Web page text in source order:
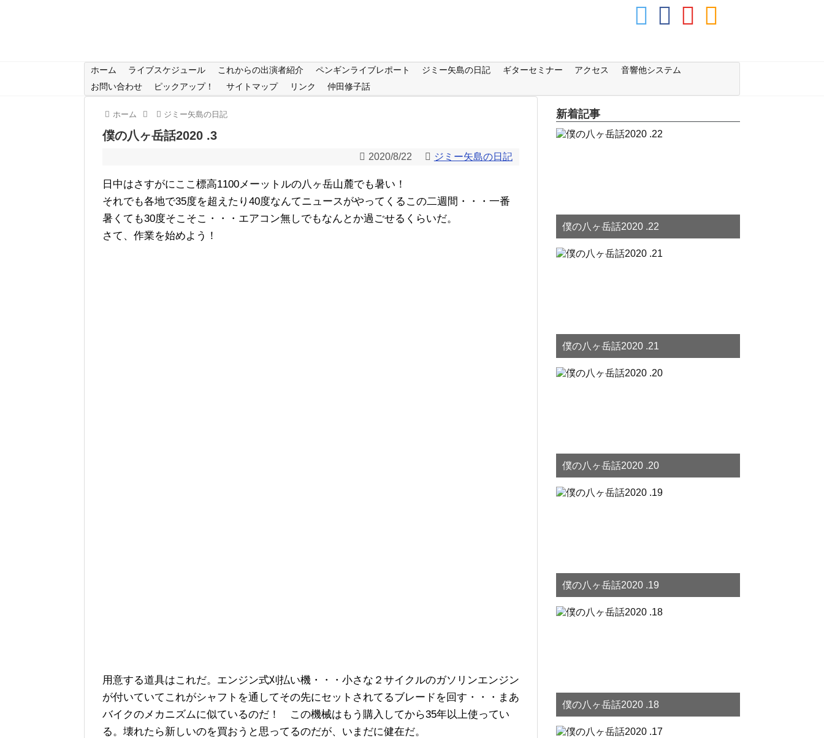
ホーム ライブスケジュール これからの出演者紹介 ペンギンライブレポート ジミー矢島の日記 ギターセミナー アクセス
音響他システム
お問い合わせ
ピックアップ！ サイトマップ リンク 仲田修子話
ホーム ジミー矢島の日記
僕の八ヶ岳話2020 .3
2020/8/22 ジミー矢島の日記
日中はさすがにここ標高1100メーットルの八ヶ岳山麓でも暑い！
それでも各地で35度を超えたり40度なんてニュースがやってくるこの二週間・・・一番
暑くても30度そこそこ・・・エアコン無しでもなんとか過ごせるくらいだ。
さて、作業を始めよう！
用意する道具はこれだ。エンジン式刈払い機・・・小さな２サイクルのガソリンエンジン
が付いていてこれがシャフトを通してその先にセットされてるブレードを回す・・・まあ
バイクのメカニズムに似ているのだ！ この機械はもう購入してから35年以上使ってい
る。壊れたら新しいのを買おうと思ってるのだが、いまだに健在だ。
新着記事
僕の八ヶ岳話2020 .22
僕の八ヶ岳話2020 .21
僕の八ヶ岳話2020 .20
僕の八ヶ岳話2020 .19
僕の八ヶ岳話2020 .18